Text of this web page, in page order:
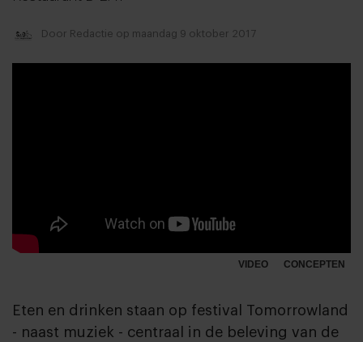
Door Redactie op maandag 9 oktober 2017
VIDEO CONCEPTEN
Eten en drinken staan op festival Tomorrowland
- naast muziek - centraal in de beleving van de